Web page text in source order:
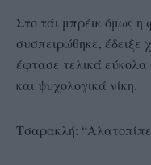
Στο τάι μπρέικ όμως η
συσπειρώθηκε,
έφτασε τελικά εύκολα
και ψυχολογικά νίκη.
Τσαρακλή: